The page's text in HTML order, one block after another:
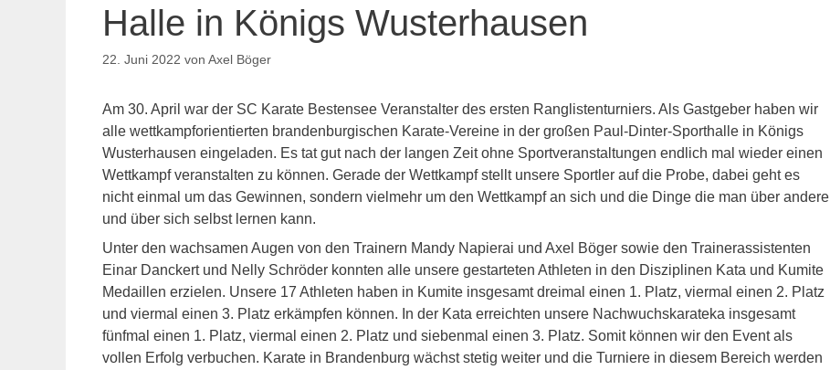
Halle in Königs Wusterhausen
22. Juni 2022 von Axel Böger
Am 30. April war der SC Karate Bestensee Veranstalter des ersten Ranglistenturniers. Als Gastgeber haben wir
alle wettkampforientierten brandenburgischen Karate-Vereine in der großen Paul-Dinter-Sporthalle in Königs
Wusterhausen eingeladen. Es tat gut nach der langen Zeit ohne Sportveranstaltungen endlich mal wieder einen
Wettkampf veranstalten zu können. Gerade der Wettkampf stellt unsere Sportler auf die Probe, dabei geht es
nicht einmal um das Gewinnen, sondern vielmehr um den Wettkampf an sich und die Dinge die man über andere
und über sich selbst lernen kann.
Unter den wachsamen Augen von den Trainern Mandy Napierai und Axel Böger sowie den Trainerassistenten
Einar Danckert und Nelly Schröder konnten alle unsere gestarteten Athleten in den Disziplinen Kata und Kumite
Medaillen erzielen. Unsere 17 Athleten haben in Kumite insgesamt dreimal einen 1. Platz, viermal einen 2. Platz
und viermal einen 3. Platz erkämpfen können. In der Kata erreichten unsere Nachwuchskarateka insgesamt
fünfmal einen 1. Platz, viermal einen 2. Platz und siebenmal einen 3. Platz. Somit können wir den Event als
vollen Erfolg verbuchen. Karate in Brandenburg wächst stetig weiter und die Turniere in diesem Bereich werden